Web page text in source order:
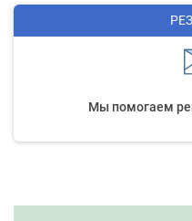
Мы помогаем